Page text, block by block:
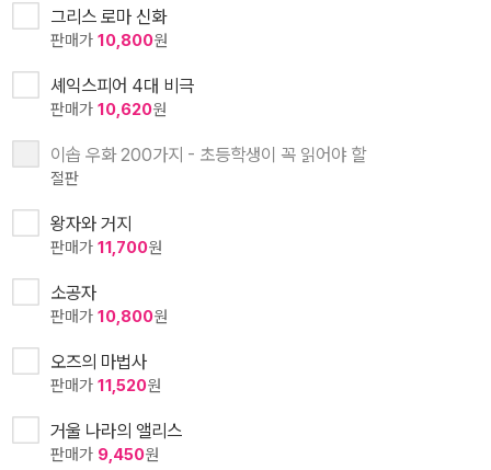
그리스 로마 신화
판매가 10,800원
셰익스피어 4대 비극
판매가 10,620원
이솝 우화 200가지 - 초등학생이 꼭 읽어야 할
절판
왕자와 거지
판매가 11,700원
소공자
판매가 10,800원
오즈의 마법사
판매가 11,520원
거울 나라의 앨리스
판매가 9,450원